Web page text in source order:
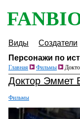
Виды Создатели
Персонажи по
Главная Фильмы
Доктор Эммет
Фильмы